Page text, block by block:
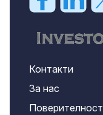
Контакти
За нас
Поверителност